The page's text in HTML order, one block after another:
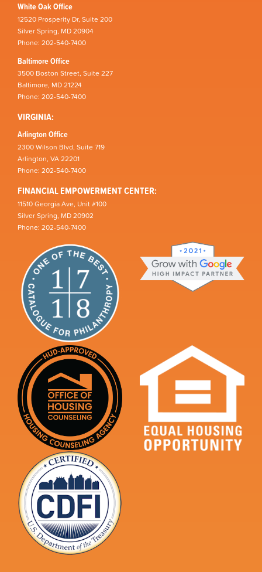
White Oak Office
12520 Prosperity Dr, Suite 200
Silver Spring, MD 20904
Phone: 202-540-7400
Baltimore Office
3500 Boston Street, Suite 227
Baltimore, MD 21224
Phone: 202-540-7400
VIRGINIA:
Arlington Office
2300 Wilson Blvd, Suite 719
Arlington, VA 22201
Phone: 202-540-7400
FINANCIAL EMPOWERMENT CENTER:
11510 Georgia Ave, Unit #100
Silver Spring, MD 20902
Phone: 202-540-7400